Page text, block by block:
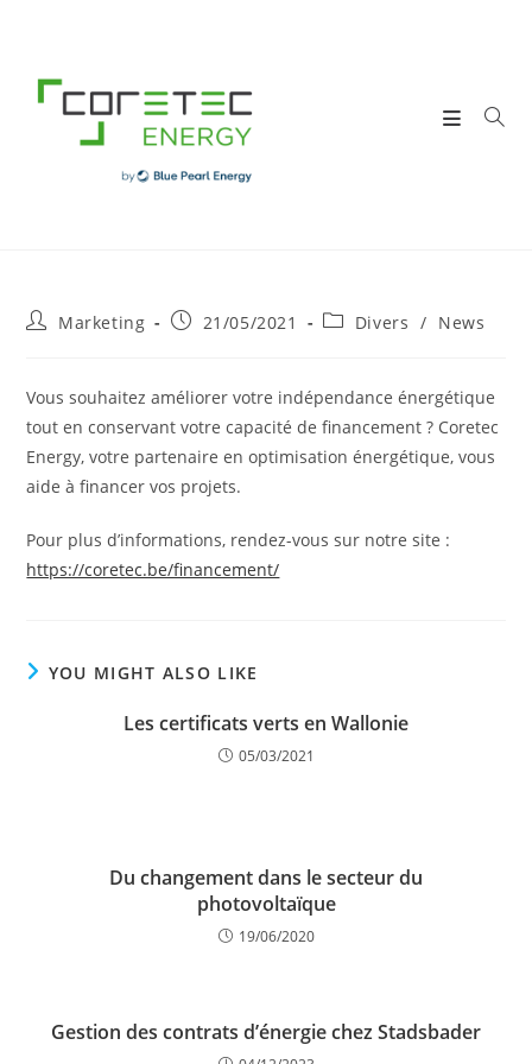
content
PostMarketing
Post21/05/2021
PostDivers / News
Vous souhaitez améliorer votre indépendance énergétique
tout en conservant votre capacité de financement ? Coretec
Energy, votre partenaire en optimisation énergétique, vous
aide à financer vos projets.
Pour plus d’informations, rendez-vous sur notre site :
https://coretec.be/financement/
YOU MIGHT ALSO LIKE
Les certificats verts en Wallonie
05/03/2021
Du changement dans le secteur du
photovoltaïque
19/06/2020
Gestion des contrats d’énergie chez Stadsbader